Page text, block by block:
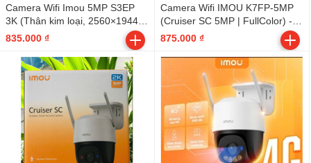
Camera Wifi Imou 5MP S3EP
3K (Thân kim loại, 2560×1944,
2.8mm, Có Mic, Đàm thoại 2
chiều, Có màu 24/24, Phát hiện
con người - Xe, Góc nhìn 124°
(D), Còi hú 110dB, Bullet 3) -
Outdoor
835.000 ₫
Camera Wifi IMOU K7FP-5MP
(Cruiser SC 5MP | FullColor) -
Outdoor
875.000 ₫